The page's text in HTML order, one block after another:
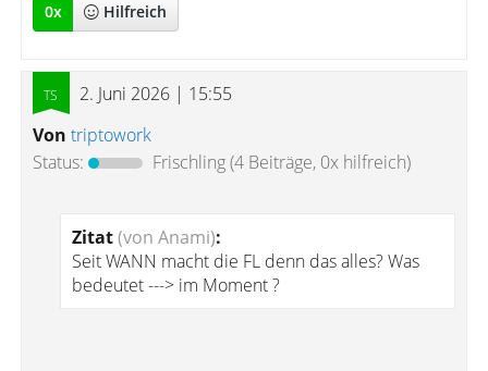
0x Hilfreich
2. Juni 2026 | 15:55
Von triptowork
Status:
Frischling(4 Beiträge, 0x hilfreich)
Zitat(von Anami):
Seit WANN macht die FL denn das alles? Was
bedeutet ---> im Moment ?